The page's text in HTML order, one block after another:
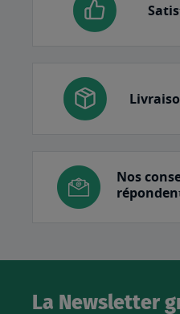
Nos
La Newsletter